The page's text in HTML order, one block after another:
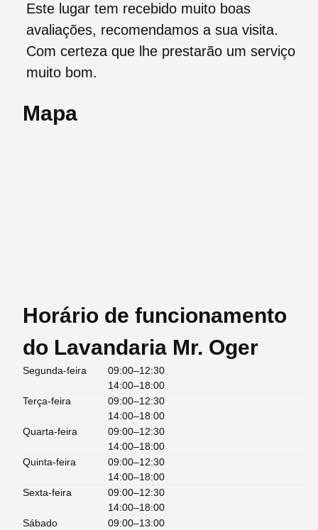
Este lugar tem recebido muito boas
avaliações, recomendamos a sua visita.
Com certeza que lhe prestarão um serviço
muito bom.
Mapa
Horário de funcionamento
do Lavandaria Mr. Oger
Segunda-feira
09:00–12:30
14:00–18:00
Terça-feira
09:00–12:30
14:00–18:00
Quarta-feira
09:00–12:30
14:00–18:00
Quinta-feira
09:00–12:30
14:00–18:00
Sexta-feira
09:00–12:30
14:00–18:00
Sábado
09:00–13:00